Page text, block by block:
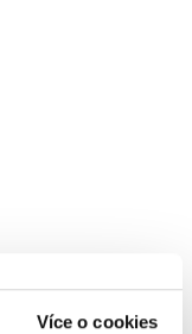
Více o cookies